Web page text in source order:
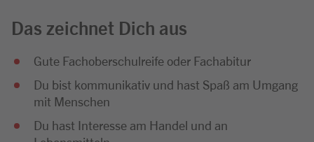
Das zeichnet Dich aus
Gute Fachoberschulreife oder Fachabitur
Du bist kommunikativ und hast Spaß am Umgang
mit Menschen
Du hast Interesse am Handel und an